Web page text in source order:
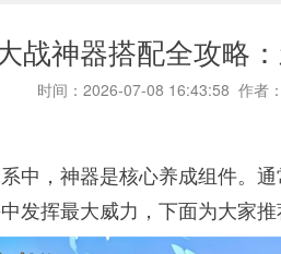
战神器搭配全攻略
时间：2026-07-08 16:43:58 作者
中，神器是核心养成组件。
发挥最大威力，下面为大家